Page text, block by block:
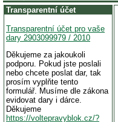
Transparentní účet
Transparentní účet pro vaše
dary 2903099979 / 2010
Děkujeme za jakoukoli
podporu. Pokud jste poslali
nebo chcete poslat dar, tak
prosím vyplňte tento
formulář. Musíme dle zákona
evidovat dary i dárce.
Děkujeme
https://voltepravyblok.cz/?